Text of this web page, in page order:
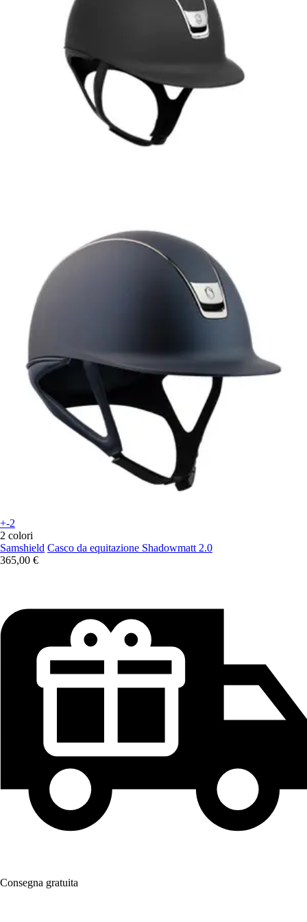
+-2
2 colori
Samshield Casco da equitazione Shadowmatt 2.0
365,00 €
Consegna gratuita